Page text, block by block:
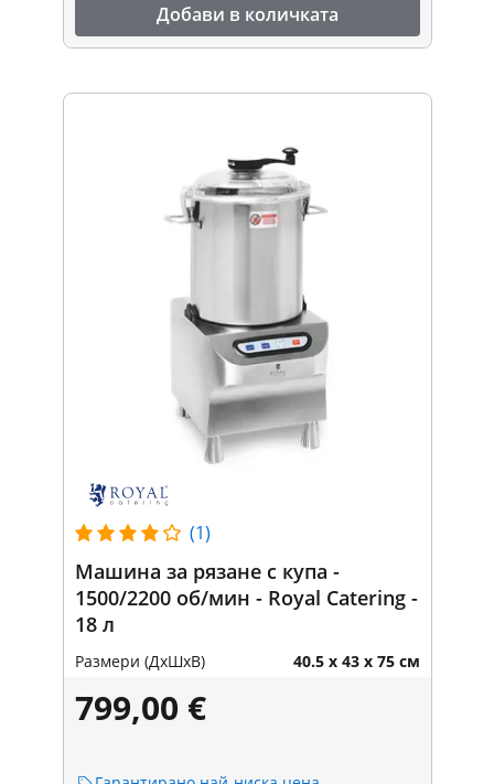
Добави в количката
(1)
Машина за рязане с купа -
1500/2200 об/мин - Royal Catering -
18 л
Размери (ДxШxВ) 40.5 x 43 x 75 см
799,00 €